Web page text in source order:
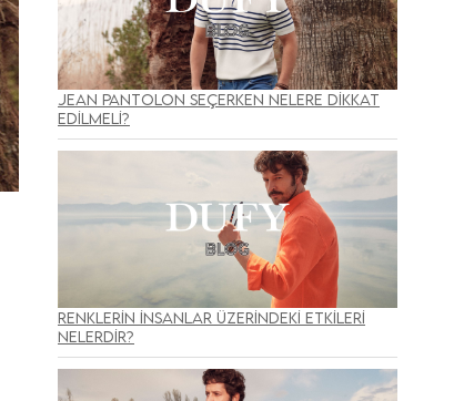
Jean Pantolon Seçerken Nelere Dikkat
Edilmeli?
Renklerin İnsanlar Üzerindeki Etkileri
Nelerdir?